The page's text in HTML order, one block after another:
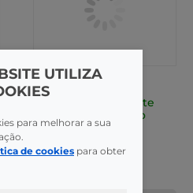
Sapatos Ortopédicos
Sapato Wock Everlite
Cor 1 TAM 40 aberto
UTILIZA
para melhorar a sua
de cookies para obter